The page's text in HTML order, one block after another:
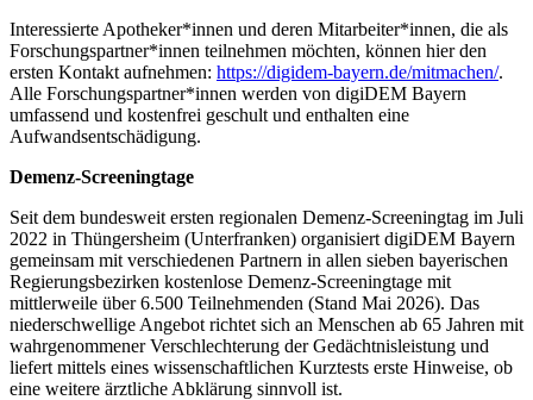
Interessierte Apotheker*innen und deren Mitarbeiter*innen, die als
Forschungspartner*innen teilnehmen möchten, können hier den
ersten Kontakt aufnehmen: https://digidem-bayern.de/mitmachen/.
Alle Forschungspartner*innen werden von digiDEM Bayern
umfassend und kostenfrei geschult und enthalten eine
Aufwandsentschädigung.
Demenz-Screeningtage
Seit dem bundesweit ersten regionalen Demenz-Screeningtag im Juli
2022 in Thüngersheim (Unterfranken) organisiert digiDEM Bayern
gemeinsam mit verschiedenen Partnern in allen sieben bayerischen
Regierungsbezirken kostenlose Demenz-Screeningtage mit
mittlerweile über 6.500 Teilnehmenden (Stand Mai 2026). Das
niederschwellige Angebot richtet sich an Menschen ab 65 Jahren mit
wahrgenommener Verschlechterung der Gedächtnisleistung und
liefert mittels eines wissenschaftlichen Kurztests erste Hinweise, ob
eine weitere ärztliche Abklärung sinnvoll ist.